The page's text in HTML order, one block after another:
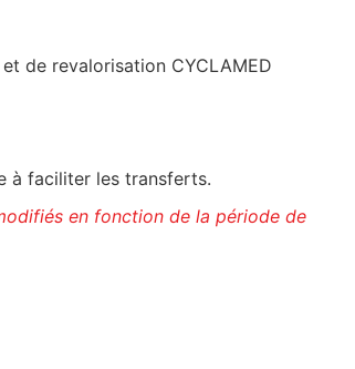
de revalorisation CYCLAMED
à faciliter les transferts.
en fonction de la période de